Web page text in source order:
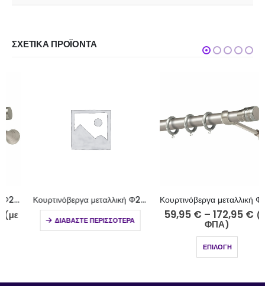
ΣΧΕΤΙΚΆ ΠΡΟΪΌΝΤΑ
Κουρτινόβεργα μεταλλική Φ25 Ρόδος νίκελ ματ-strass K29-2510-5-18
ΔΙΑΒΆΣΤΕ ΠΕΡΙΣΣΌΤΕΡΑ
Κουρτινόβεργα μεταλλική Φ25 νίκελ ματ Ελαφόνησος Κ49-2510-5
59,95€– 172,95€ (με
ΦΠΑ)
ΕΠΙΛΟΓΉ